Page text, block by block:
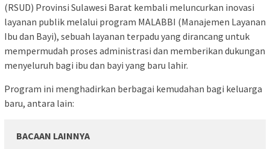
(RSUD) Provinsi Sulawesi Barat kembali meluncurkan inovasi
layanan publik melalui program MALABBI (Manajemen Layanan
Ibu dan Bayi), sebuah layanan terpadu yang dirancang untuk
mempermudah proses administrasi dan memberikan dukungan
menyeluruh bagi ibu dan bayi yang baru lahir.
Program ini menghadirkan berbagai kemudahan bagi keluarga
baru, antara lain:
BACAAN LAINNYA